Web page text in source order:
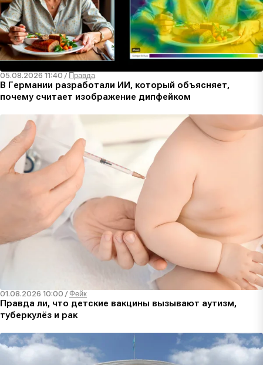
05.08.2026 11:40 / Правда
В Германии разработали ИИ, который объясняет,
почему считает изображение дипфейком
01.08.2026 10:00 /Фейк
Правда ли, что детские вакцины вызывают аутизм,
туберкулёз и рак